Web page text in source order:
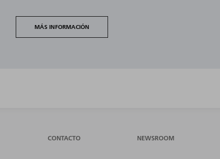
MÁS INFORMACIÓN
CONTACTO NEWSROOM